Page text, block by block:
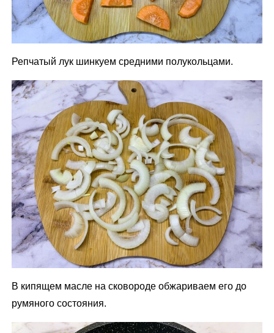
Репчатый лук шинкуем средними полукольцами.
В кипящем масле на сковороде обжариваем его до
румяного состояния.